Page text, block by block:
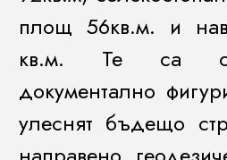
площ 56кв.м. и
кв.м. Те са
документално
улеснят бъдещо